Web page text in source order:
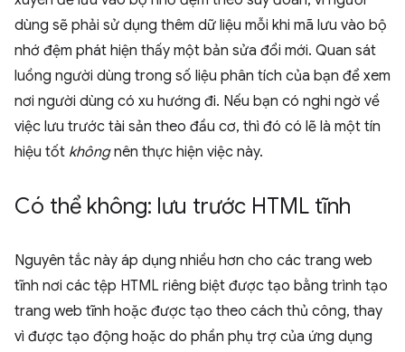
dùng sẽ phải sử dụng thêm dữ liệu mỗi khi mã lưu vào bộ
nhớ đệm phát hiện thấy một bản sửa đổi mới. Quan sát
luồng người dùng trong số liệu phân tích của bạn để xem
nơi người dùng có xu hướng đi. Nếu bạn có nghi ngờ về
việc lưu trước tài sản theo đầu cơ, thì đó có lẽ là một tín
hiệu tốt khôngnên thực hiện việc này.
Có thể không: lưu trước HTML tĩnh
Nguyên tắc này áp dụng nhiều hơn cho các trang web
tĩnh nơi các tệp HTML riêng biệt được tạo bằng trình tạo
trang web tĩnh hoặc được tạo theo cách thủ công, thay
vì được tạo động hoặc do phần phụ trợ của ứng dụng